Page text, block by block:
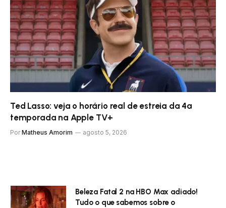
Ted Lasso: veja o horário real de estreia da 4ª
temporada na Apple TV+
Por Matheus Amorim agosto 5, 2026
Beleza Fatal 2 na HBO Max adiado!
Tudo o que sabemos sobre o